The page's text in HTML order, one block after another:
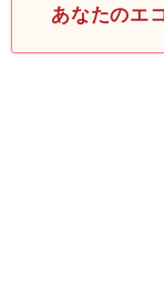
あなたのエ